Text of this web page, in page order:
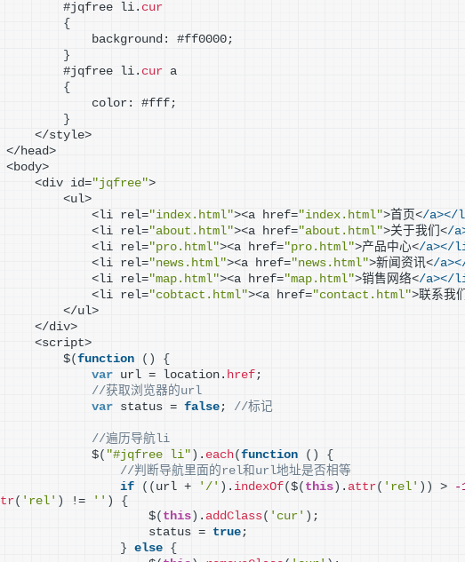
        #jqfree li.
cur
{
            background: #ff0000;
}
        #jqfree li.
cur a
{
            color: #fff;
}
    </style>
</head>
<body>
    <div id=
"jqfree">
        <ul>
            <li rel=
"index.html"><a href="index.html">首页</
            <li rel=
"about.html"><a href="about.html">关于我们</
            <li rel=
"pro.html"><a href="pro.html">产品中心</a></
            <li rel=
"news.html"><a href="news.html">新闻资讯</
            <li rel=
"map.html"><a href="map.html">销售网络</a></
            <li rel=
"cobtact.html"><a href="contact.html">联系我
        </ul>
    </div>
    <script>
        $
( function ( )
{
var url = location. href;
//获取浏览器的url
var status = false; //标记
//遍历导航li
            $
( "#jqfree li" ) . each( function ( )
{
//判断导航里面的rel和url地址是否相等
if
( ( url + '/' ) . indexOf( $( this ) . attr( 'rel' ) ) > -
tr( 'rel' ) != '' )
{
                    $
( this ) . addClass( 'cur' ) ;
                    status =
true;
} else {